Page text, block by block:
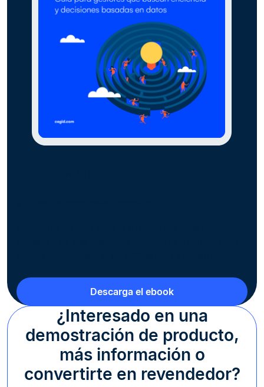
Descarga el ebook
¿Interesado en una
demostración de producto,
más información o
convertirte en revendedor?